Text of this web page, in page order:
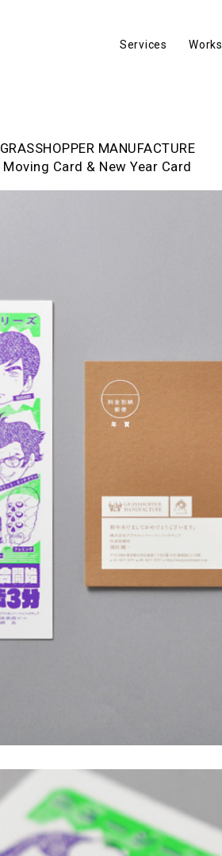
Services Works
GRASSHOPPER MANUFACTURE
Moving Card & New Year Card